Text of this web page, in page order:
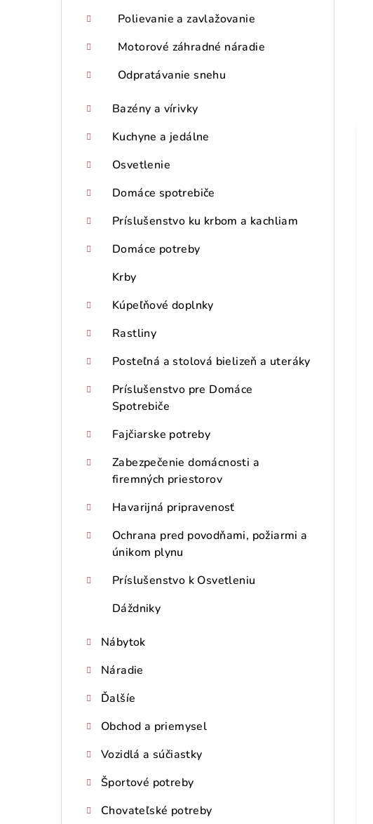
Polievanie a zavlažovanie
Motorové záhradné náradie
Odpratávanie snehu
Bazény a vírivky
Kuchyne a jedálne
Osvetlenie
Domáce spotrebiče
Príslušenstvo ku krbom a kachliam
Domáce potreby
Krby
Kúpeľňové doplnky
Rastliny
Posteľná a stolová bielizeň a uteráky
Príslušenstvo pre Domáce
Spotrebiče
Fajčiarske potreby
Zabezpečenie domácnosti a
firemných priestorov
Havarijná pripravenosť
Ochrana pred povodňami, požiarmi a
únikom plynu
Príslušenstvo k Osvetleniu
Dáždniky
Nábytok
Náradie
Ďalšíe
Obchod a priemysel
Vozidlá a súčiastky
Športové potreby
Chovateľské potreby